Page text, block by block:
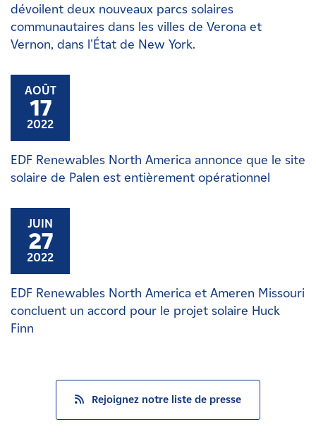
dévoilent deux nouveaux parcs solaires
communautaires dans les villes de Verona et
Vernon, dans l'État de New York.
AOÛT
17
2022
EDF Renewables North America annonce que le site
solaire de Palen est entièrement opérationnel
JUIN
27
2022
EDF Renewables North America et Ameren Missouri
concluent un accord pour le projet solaire Huck
Finn
Rejoignez notre liste de presse